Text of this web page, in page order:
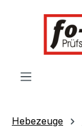
springen
Hebezeuge